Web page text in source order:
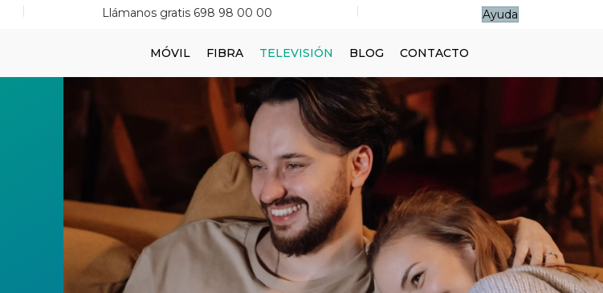
| Llámanos gratis 698 98 00 00 | Ayuda
MÓVIL FIBRA TELEVISIÓN BLOG CONTACTO